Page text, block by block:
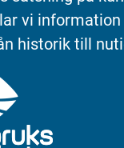
vi
historik till